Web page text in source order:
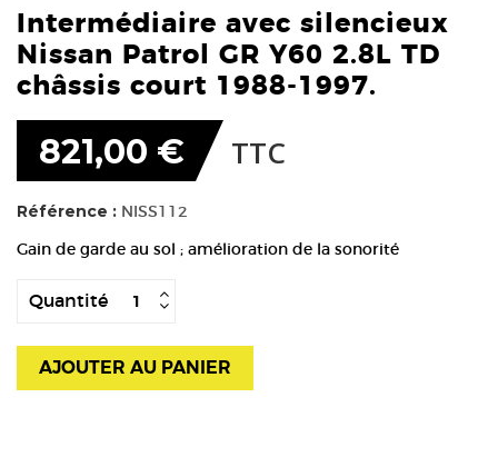
Intermédiaire avec silencieux
Nissan Patrol GR Y60 2.8L TD
châssis court 1988-1997.
821,00 € TTC
Référence : NISS112
Gain de garde au sol ; amélioration de la sonorité
Quantité
AJOUTER AU PANIER